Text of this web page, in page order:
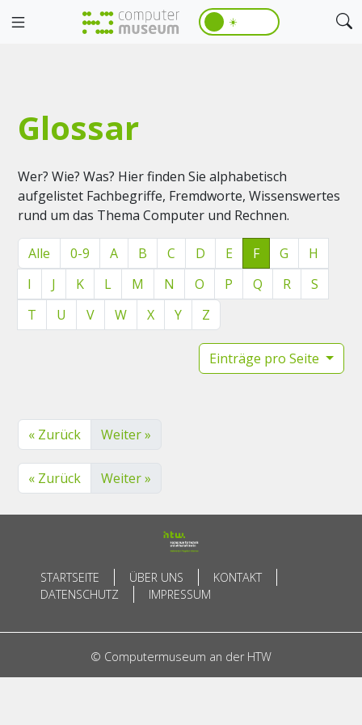
☀️
Glossar
Wer? Wie? Was? Hier finden Sie alphabetisch
aufgelistet Fachbegriffe, Fremdworte, Wissenswertes
rund um das Thema Computer und Rechnen.
Alle 0-9 A B C D E F G
H
I
J K L M N O P Q R
S
T
U V W X Y Z
Einträge pro Seite
« Zurück Weiter »
« Zurück Weiter »
STARTSEITE ÜBER UNS
KONTAKT
DATENSCHUTZ
IMPRESSUM
© Computermuseum an der HTW